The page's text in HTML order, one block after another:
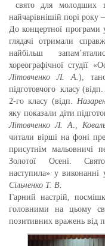
свято для молодших
найчарівнішій порі року
До концертної програми
глядачі отримали
найбільш
хореографічної студії
Літовченко Л. А.),
підготовчого класу
2-го класу (відп.
яку показали діти
Літовченко Л. А.,
читали вірші на фоні
присутнім мальовничі
Золотої Осені. Свято
наступила» у виконанні
Сільченко Т. В.
Гарний настрій,
головними на цьому
позитивних вражень від